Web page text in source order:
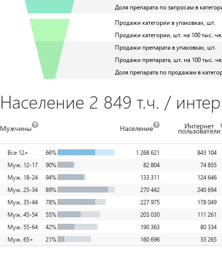
Доля препарата по запросам в
Продажи категории в упаковках, шт.
Продажи категории, шт. на 100 тыс.
Продажи препарата в упаковках, шт.
Продажи препарата, шт. на 100 тыс.
Доля препарата по продажам в
Население 2 849 т.ч. /
Мужчины Население Интернет
пользователи
Все 12+ 66% 1 268 621
843 104
Муж. 12-17
90% 82 804
74 855
Муж. 18-24
94% 133 311
124 646
Муж. 25-34
89% 270 442
240 694
Муж. 35-44
78% 227 975
178 049
Муж. 45-54
55% 203 030
111 261
Муж. 55-64
42% 190 363
80 334
Муж. 65+
21% 160 696 33 265